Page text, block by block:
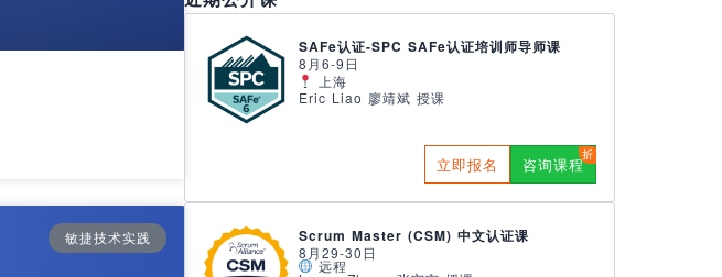
敏捷技术实践
SAFe认证-SPC SAFe认证培训师导师课
8月6-9日
上海
Eric Liao 廖靖斌 授课
立即报名 咨询课程
Scrum Master (CSM) 中文认证课
8月29-30日
远程